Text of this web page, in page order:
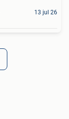
13 jul 26